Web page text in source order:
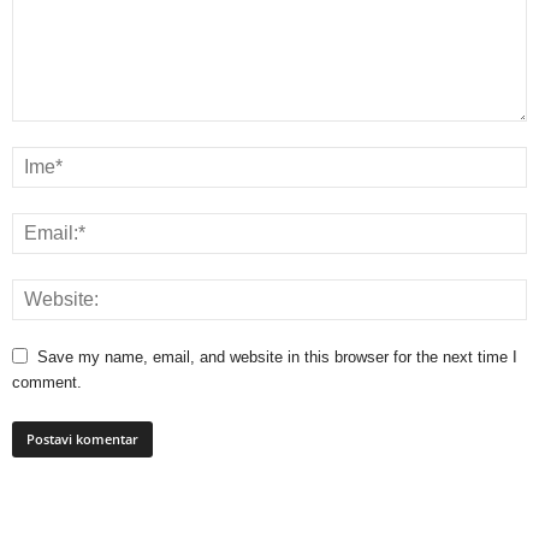
Save my name, email, and website in this browser for the next time I
comment.